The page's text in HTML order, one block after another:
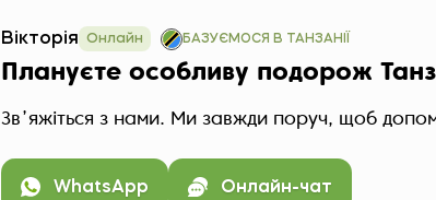
Вікторія Онлайн БАЗУЄМОСЯ В ТАНЗАНІЇ
Плануєте особливу подорож
Звʼяжіться з нами. Ми завжди поруч, щоб
WhatsApp Онлайн-чат